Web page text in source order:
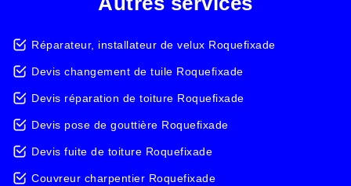
Réparateur, installateur de velux Roquefixade
Devis changement de tuile Roquefixade
Devis réparation de toiture Roquefixade
Devis pose de gouttière Roquefixade
Devis fuite de toiture Roquefixade
Couvreur charpentier Roquefixade